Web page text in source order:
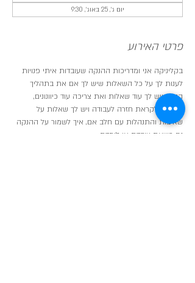
יום ג׳, 25 באוג׳, 9:30
פרטי האירוע
בקליניקה אני ומדריכות ההנקה שעובדות איתי פנויות
לענות לך על כל השאלות שיש לך אם את בתהליך
הנקה ויש לך עוד שאלות ואת צריכה עוד כיוונונים,
אם את לקראת חזרה לעבודה ויש לך שאלות על
שאיבות והתנהלות עם חלב אם, איך לשמור על ההנקה
גם כשאת עובדת או לומדת,